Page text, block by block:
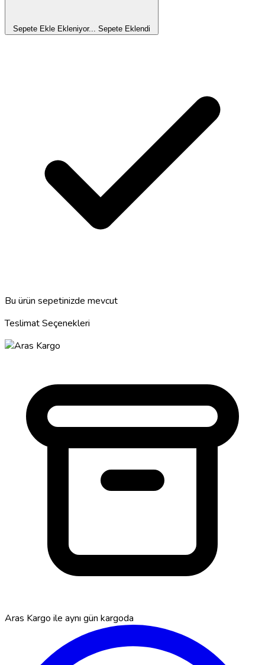
Sepete Ekle Ekleniyor... Sepete Eklendi
Bu ürün sepetinizde mevcut
Teslimat Seçenekleri
Aras Kargo ile aynı gün kargoda